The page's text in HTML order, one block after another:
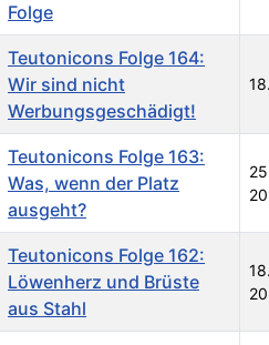
Folge
Teutonicons Folge 164:
Wir sind nicht
Werbungsgeschädigt!
Teutonicons Folge 163:
Was, wenn der Platz
ausgeht?
Teutonicons Folge 162:
Löwenherz und Brüste
aus Stahl